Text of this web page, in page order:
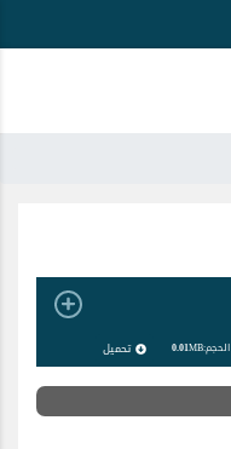
الحجم: 0.01MB تحميل